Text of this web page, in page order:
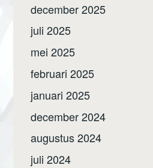
december 2025
juli 2025
mei 2025
februari 2025
januari 2025
december 2024
augustus 2024
juli 2024